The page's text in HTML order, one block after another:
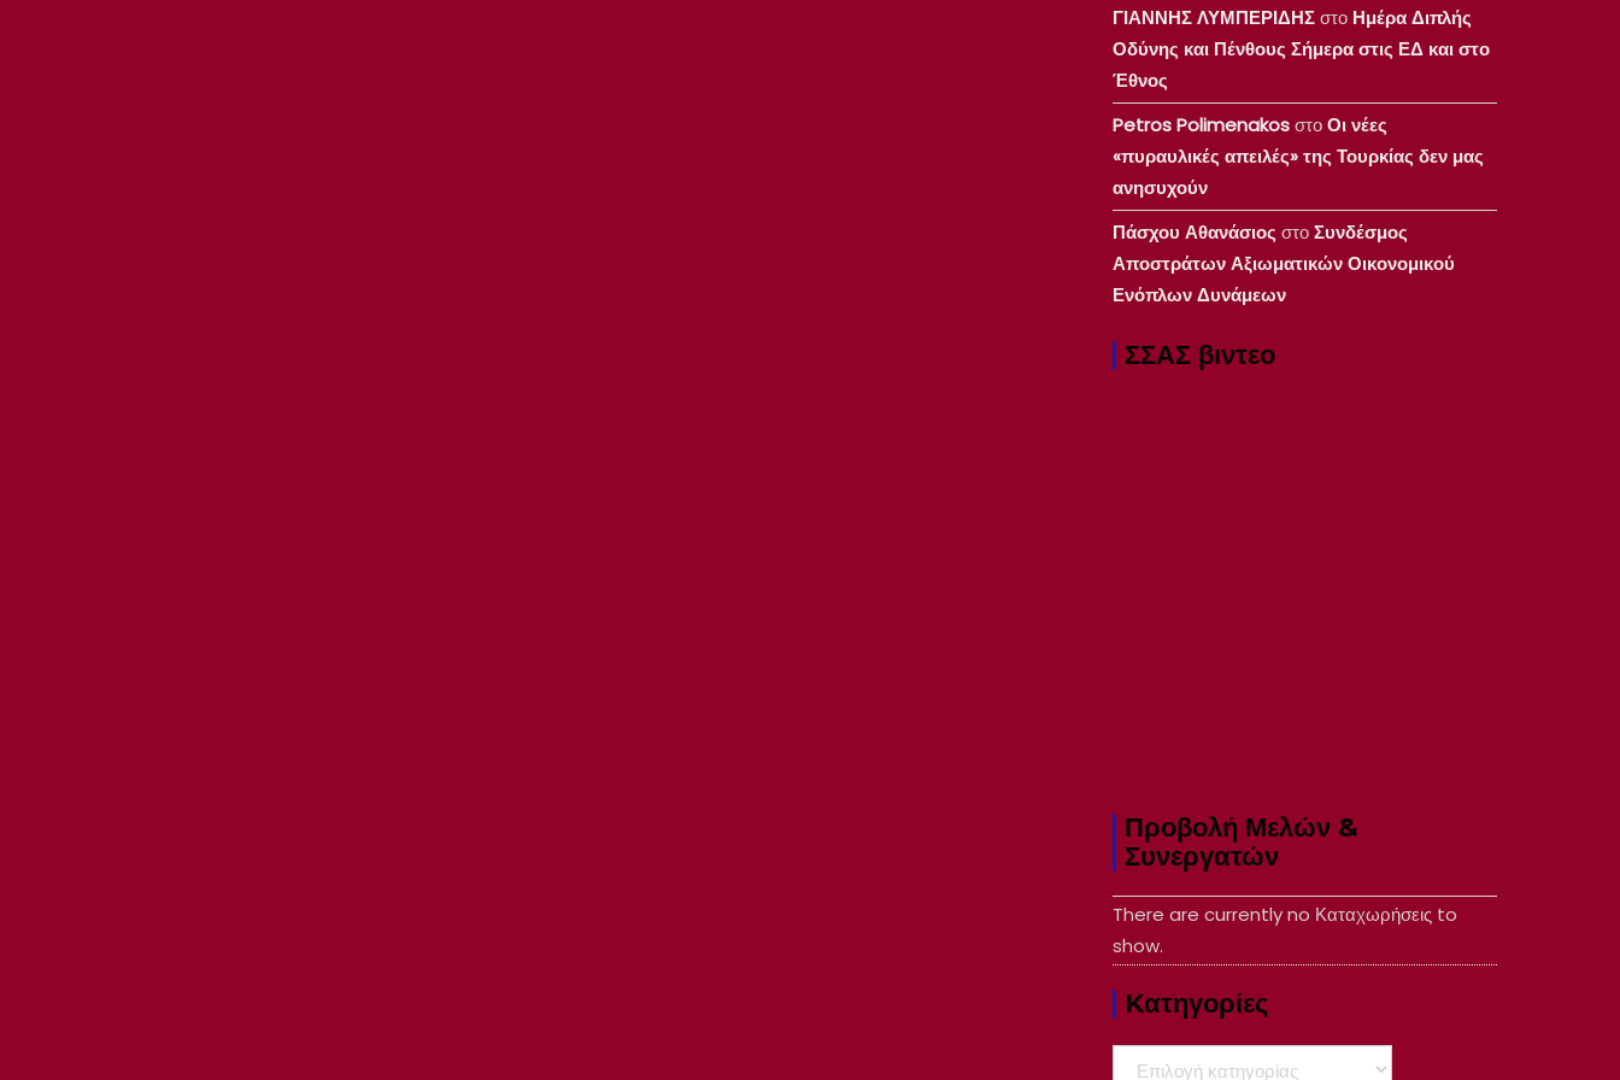
ΓΙΑΝΝΗΣ ΛΥΜΠΕΡΙΔΗΣστο Ημέρα Διπλής
Οδύνης και Πένθους Σήμερα στις ΕΔ και στο
Έθνος
Petros PolimenakosστοΟι νέες
«πυραυλικές απειλές» της Τουρκίας δεν μας
ανησυχούν
Πάσχου Αθανάσιος στοΣυνδέσμος
Αποστράτων Αξιωματικών Οικονομικού
Ενόπλων Δυνάμεων
ΣΣΑΣ βιντεο
Προβολή Μελών &
Συνεργατών
There are currently no Καταχωρήσεις to
show.
Kατηγορίες
Kατηγορίες